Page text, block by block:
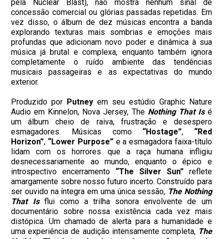
pela Nuclear Blast), não mostra nenhum sinal de
concessão comercial ou glórias passadas repetidas. Em
vez disso, o álbum de dez músicas encontra a banda
explorando texturas mais sombrias e emoções mais
profundas que adicionam novo poder e dinâmica à sua
música já brutal e complexa, enquanto também ignora
completamente o ruído ambiente das tendências
musicais passageiras e as expectativas do mundo
exterior.
Produzido por Putney em seu estúdio Graphic Nature
Audio em Kinnelon, Nova Jersey, The Nothing That Isé
um álbum cheio de raiva, frustração e desespero
esmagadores. Músicas como “Hostage”, “Red
Horizon”, “Lower Purpose”e a esmagadora faixa-título
lidam com os horrores que a raça humana infligiu
desnecessariamente ao mundo, enquanto o épico e
introspectivo encerramento “The Silver Sun”reflete
amargamente sobre nosso futuro incerto. Construído para
ser ouvido na íntegra em uma única sessão, The Nothing
That Isflui como a trilha sonora envolvente de um
documentário sobre nossa existência cada vez mais
distópica. Um chamado de alerta para a humanidade e
uma experiência de audição intensamente completa, The